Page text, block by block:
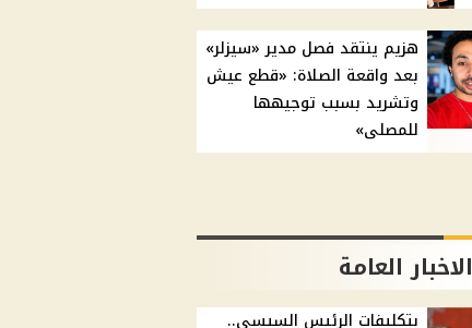
هزيم ينتقد فصل مدير «سيزلر»
بعد واقعة الصلاة: «قطع عيش
وتشريد بسبب توجيهها
للمصلى»
الاخبار العامة
بتكليفات الرئيس السيسي..